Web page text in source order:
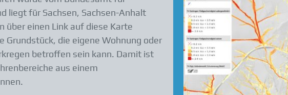
liegt für Sachsen, Sachsen-Anhalt
über einen Link auf diese Karte
Grundstück, die eigene Wohnung oder
betroffen sein kann. Damit ist
aus einem